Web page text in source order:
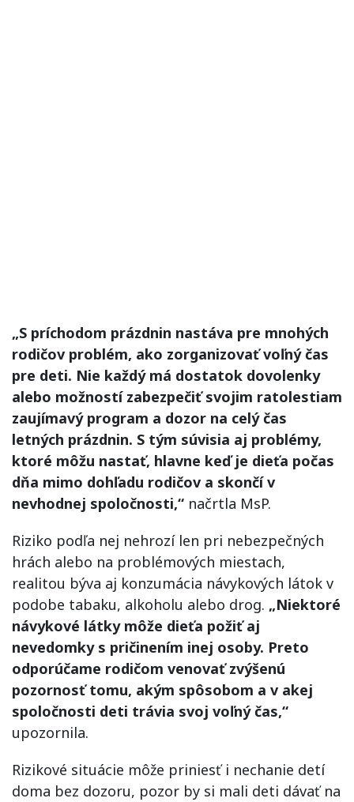
„S príchodom prázdnin nastáva pre mnohých
rodičov problém, ako zorganizovať voľný čas
pre deti. Nie každý má dostatok dovolenky
alebo možností zabezpečiť svojim ratolestiam
zaujímavý program a dozor na celý čas
letných prázdnin. S tým súvisia aj problémy,
ktoré môžu nastať, hlavne keď je dieťa počas
dňa mimo dohľadu rodičov a skončí v
nevhodnej spoločnosti,“ načrtla MsP.
Riziko podľa nej nehrozí len pri nebezpečných
hrách alebo na problémových miestach,
realitou býva aj konzumácia návykových látok v
podobe tabaku, alkoholu alebo drog. „Niektoré
návykové látky môže dieťa požiť aj
nevedomky s pričinením inej osoby. Preto
odporúčame rodičom venovať zvýšenú
pozornosť tomu, akým spôsobom a v akej
spoločnosti deti trávia svoj voľný čas,“
upozornila.
Rizikové situácie môže priniesť i nechanie detí
doma bez dozoru, pozor by si mali deti dávať na